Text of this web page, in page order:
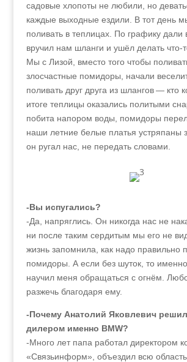
садовые хлопоты не любили, но
каждые выходные ездили. В тот день
поливать в теплицах. По графику дали
вручил нам шланги и ушёл делать что-
Мы с Лизой, вместо того чтобы
злосчастные помидоры, начали
поливать друг друга из шлангов — кто
итоге теплицы оказались политыми
побита напором воды, помидоры
наши летние белые платья устряпаны
он ругал нас, не передать словами.
-Вы испугались?
-Да, напряглись. Он никогда нас не
ни после таким сердитым мы его не
жизнь запомнила, как надо правильно
помидоры. А если без шуток, то
научил меня обращаться с огнём.
разжечь благодаря ему.
-Почему Анатолий Яковлевич решил
дилером именно BMW?
-Много лет папа работал директором
«Связьинформ», объездил всю